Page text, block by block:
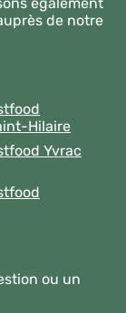
de notre
Hilaire
Yvrac
ou un